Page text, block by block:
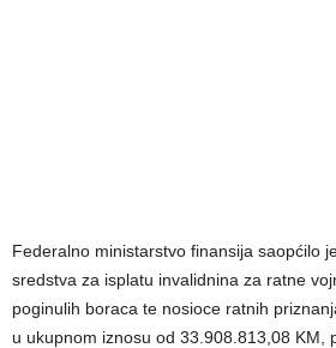
Federalno ministarstvo finansija saopćilo
sredstva za isplatu invalidnina za ratne
poginulih boraca te nosioce ratnih
u ukupnom iznosu od 33.908.813,08 KM,